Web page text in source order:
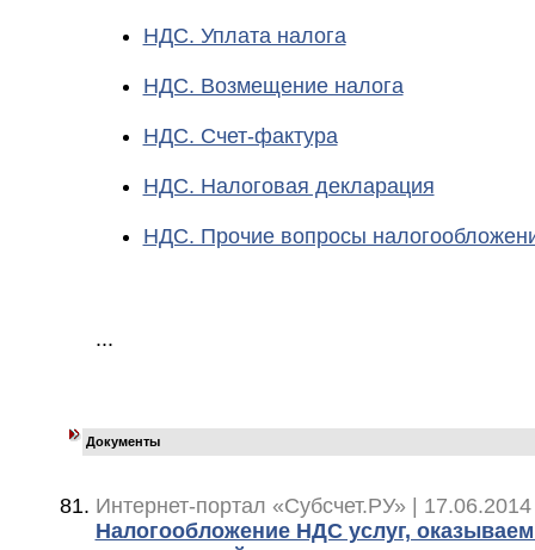
НДС. Уплата налога
НДС. Возмещение налога
НДС. Счет-фактура
НДС. Налоговая декларация
НДС. Прочие вопросы
...
Документы
Интернет-портал «Субсчет.РУ» |
Налогообложение НДС услуг,